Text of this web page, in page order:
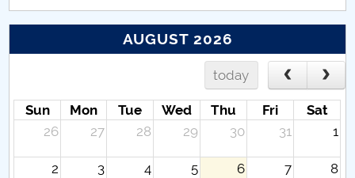
AUGUST 2026
today
Sun Mon Tue Wed Thu Fri
Sat
26
27 28 29 30 31 1
2 3 4 5 6 7 8